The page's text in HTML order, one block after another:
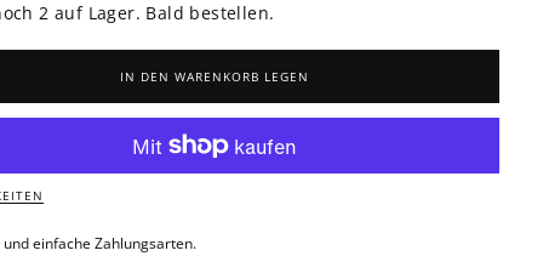
VERFÜGBAR
2 auf Lager. Bald bestellen.
IN DEN WARENKORB LEGEN
einfache Zahlungsarten.